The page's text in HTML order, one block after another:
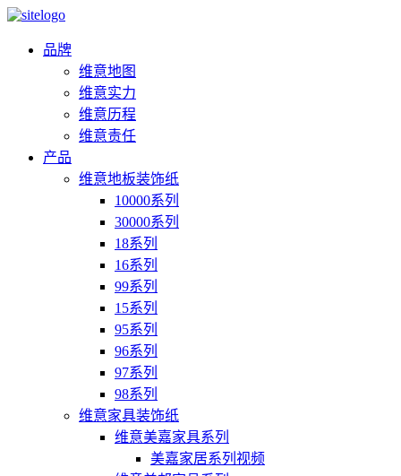
品牌
维意地图
维意实力
维意历程
维意责任
产品
维意地板装饰纸
10000系列
30000系列
18系列
16系列
99系列
15系列
95系列
96系列
97系列
98系列
维意家具装饰纸
维意美嘉家具系列
美嘉家居系列视频